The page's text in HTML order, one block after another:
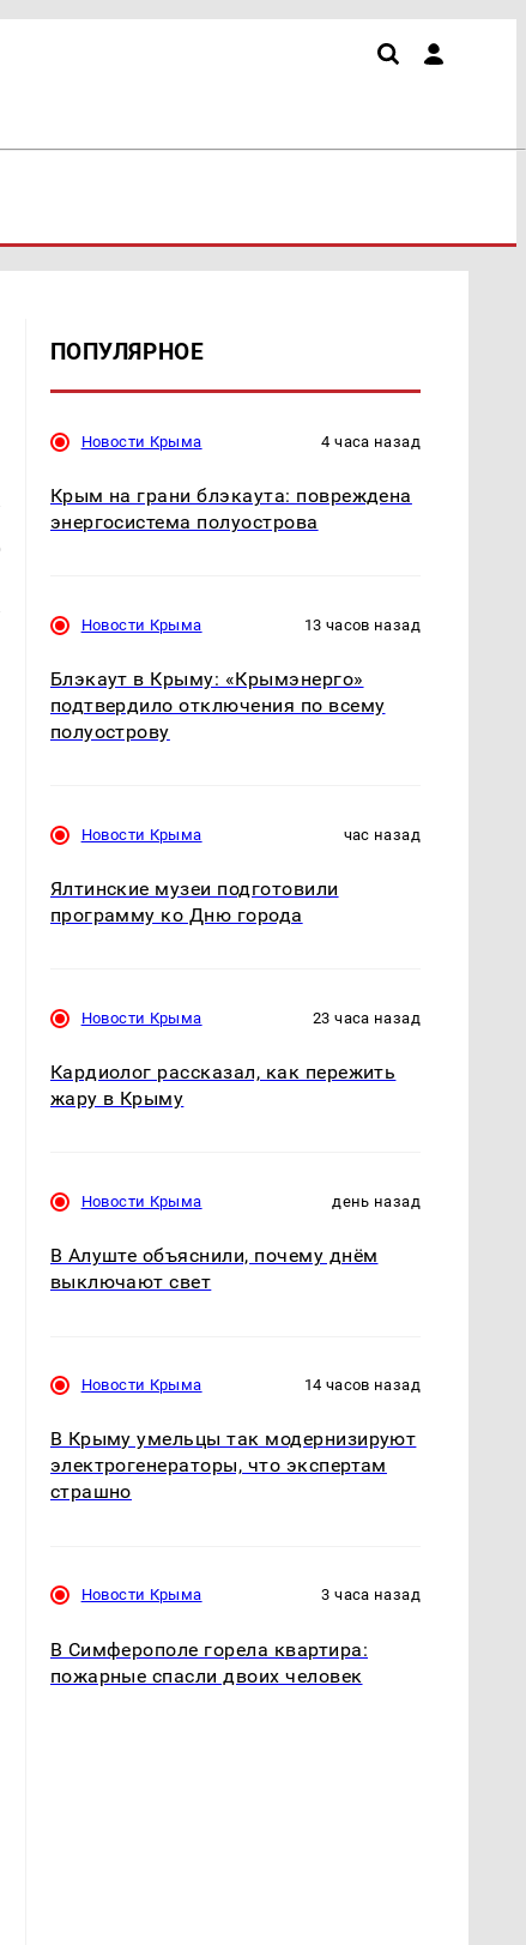
ПОПУЛЯРНОЕ
Новости Крыма 4 часа назад
Крым на грани блэкаута: повреждена
энергосистема полуострова
Новости Крыма 13 часов назад
Блэкаут в Крыму: «Крымэнерго»
подтвердило отключения по всему
полуострову
Новости Крыма час назад
Ялтинские музеи подготовили
программу ко Дню города
Новости Крыма 23 часа назад
Кардиолог рассказал, как пережить
жару в Крыму
Новости Крыма день назад
В Алуште объяснили, почему днём
выключают свет
Новости Крыма 14 часов назад
В Крыму умельцы так модернизируют
электрогенераторы, что экспертам
страшно
Новости Крыма 3 часа назад
В Симферополе горела квартира:
пожарные спасли двоих человек